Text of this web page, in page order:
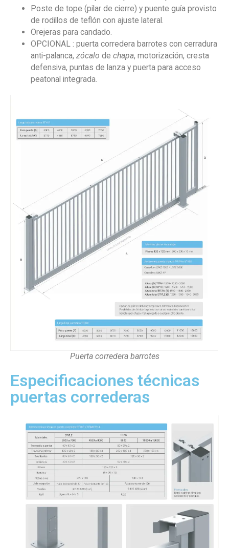
Poste de tope (pilar de cierre) y puente guía provisto
de rodillos de teflón con ajuste lateral.
Orejeras para candado.
OPCIONAL : puerta corredera barrotes con cerradura
anti-palanca, zócalo de chapa, motorización, cresta
defensiva, puntas de lanza y puerta para acceso
peatonal integrada.
Puerta corredera barrotes
Especificaciones técnicas
puertas correderas